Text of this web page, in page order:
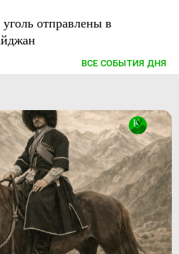
отправлены в
ВСЕ СОБЫТИЯ ДНЯ